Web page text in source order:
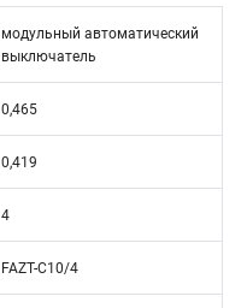
модульный автоматический
выключатель
0,465
0,419
4
FAZT-C10/4